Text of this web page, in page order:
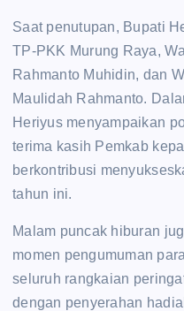
Saat penutupan, Bupati
TP-PKK Murung Raya,
Rahmanto Muhidin, dan
Maulidah Rahmanto.
Heriyus menyampaikan
terima kasih Pemkab
berkontribusi
tahun ini.
Malam puncak hiburan
momen pengumuman
seluruh rangkaian
dengan penyerahan